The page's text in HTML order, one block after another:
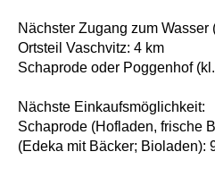
Nächster Zugang zum Wasser
Ortsteil Vaschvitz: 4 km
Schaprode oder Poggenhof
Nächste Einkaufsmöglichkeit:
Schaprode (Hofladen, frische
(Edeka mit Bäcker; Bioladen):